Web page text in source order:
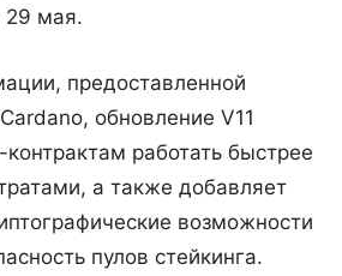
29 мая.
предоставленной
обновление V11
работать быстрее
а также добавляет
возможности
пулов стейкинга.